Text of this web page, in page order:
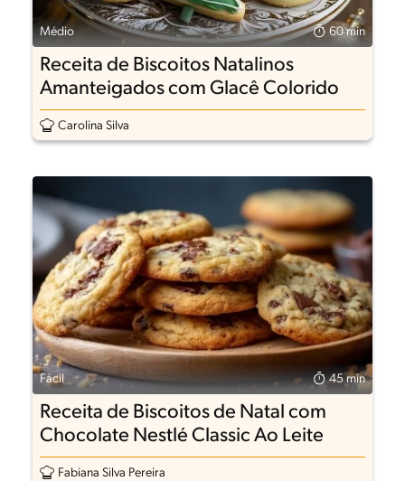
Médio 60 min
Receita de Biscoitos Natalinos
Amanteigados com Glacê Colorido
Carolina Silva
Fácil 45 min
Receita de Biscoitos de Natal com
Chocolate Nestlé Classic Ao Leite
Fabiana Silva Pereira